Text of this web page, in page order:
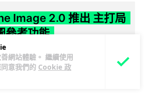
網站體驗。 繼續使用
意我們的 Cookie 政
Image 2.0 推出 主打局
參考功能
SpaceXAI 名義推出 Grok Imagine
AI 繪圖及編輯...
閱讀全文